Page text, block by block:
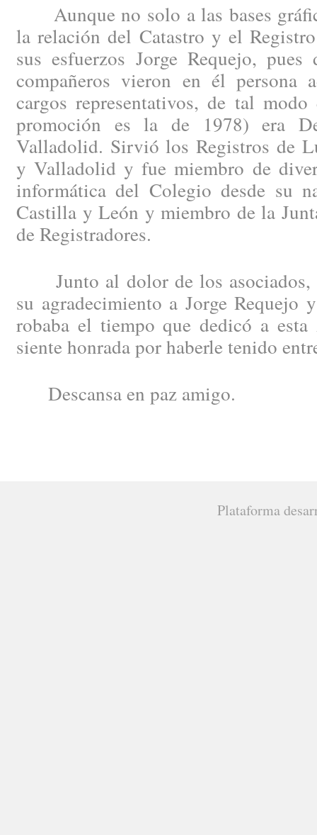
Aunque no solo a las bases
la relación del Catastro y el
sus esfuerzos Jorge Requejo,
compañeros vieron en él persona
cargos representativos, de tal
promoción es la de 1978) era
Valladolid. Sirvió los Registros de
y Valladolid y fue miembro de
informática del Colegio desde su
Castilla y León y miembro de la
de Registradores.
Junto al dolor de los asociados,
su agradecimiento a Jorge
robaba el tiempo que dedicó a
siente honrada por haberle tenido
Descansa en paz amigo.
Plataforma